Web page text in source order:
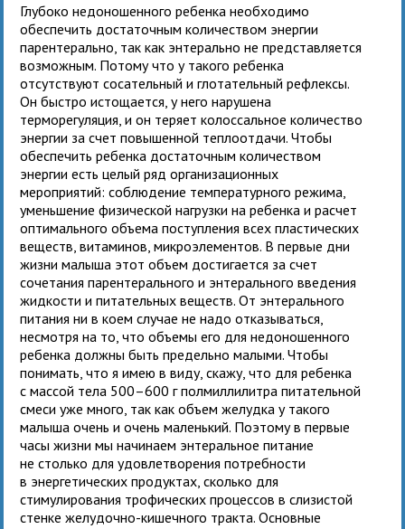
Глубоко недоношенного ребенка необходимо
обеспечить достаточным количеством энергии
парентерально, так как энтерально не представляется
возможным. Потому что у такого ребенка
отсутствуют сосательный и глотательный рефлексы.
Он быстро истощается, у него нарушена
терморегуляция, и он теряет колоссальное количество
энергии за счет повышенной теплоотдачи. Чтобы
обеспечить ребенка достаточным количеством
энергии есть целый ряд организационных
мероприятий: соблюдение температурного режима,
уменьшение физической нагрузки на ребенка и расчет
оптимального объема поступления всех пластических
веществ, витаминов, микроэлементов. В первые дни
жизни малыша этот объем достигается за счет
сочетания парентерального и энтерального введения
жидкости и питательных веществ. От энтерального
питания ни в коем случае не надо отказываться,
несмотря на то, что объемы его для недоношенного
ребенка должны быть предельно малыми. Чтобы
понимать, что я имею в виду, скажу, что для ребенка
с массой тела 500–600 г полмиллилитра питательной
смеси уже много, так как объем желудка у такого
малыша очень и очень маленький. Поэтому в первые
часы жизни мы начинаем энтеральное питание
не столько для удовлетворения потребности
в энергетических продуктах, сколько для
стимулирования трофических процессов в слизистой
стенке желудочно-кишечного тракта. Основные